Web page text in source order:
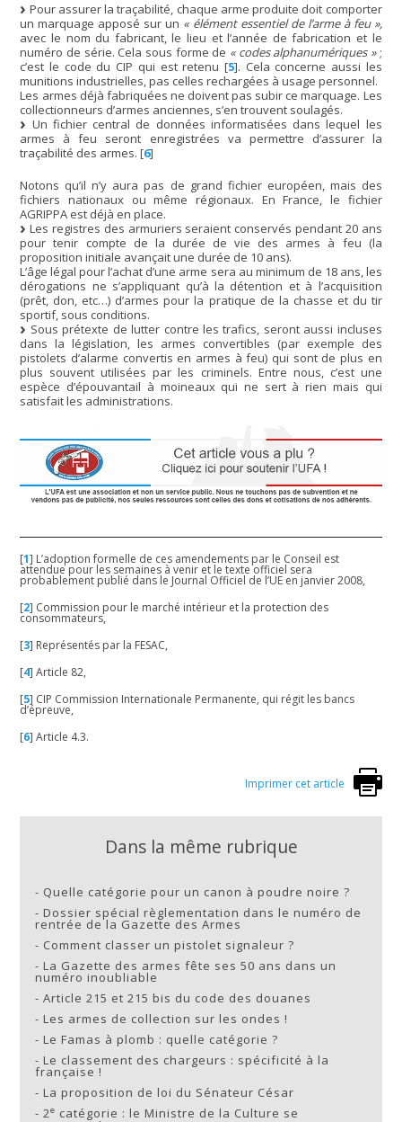
Pour assurer la traçabilité, chaque arme produite doit comporter
un marquage apposé sur un « élément essentiel de l’arme à feu »,
avec le nom du fabricant, le lieu et l’année de fabrication et le
numéro de série. Cela sous forme de « codes alphanumériques »;
c’est le code du CIP qui est retenu [5]. Cela concerne aussi les
munitions industrielles, pas celles rechargées à usage personnel.
Les armes déjà fabriquées ne doivent pas subir ce marquage. Les
collectionneurs d’armes anciennes, s’en trouvent soulagés.
Un fichier central de données informatisées dans lequel les
armes à feu seront enregistrées va permettre d’assurer la
traçabilité des armes. [6]
Notons qu’il n’y aura pas de grand fichier européen, mais des
fichiers nationaux ou même régionaux. En France, le fichier
AGRIPPA est déjà en place.
Les registres des armuriers seraient conservés pendant 20 ans
pour tenir compte de la durée de vie des armes à feu (la
proposition initiale avançait une durée de 10 ans).
L’âge légal pour l’achat d’une arme sera au minimum de 18 ans, les
dérogations ne s’appliquant qu’à la détention et à l’acquisition
(prêt, don, etc…) d’armes pour la pratique de la chasse et du tir
sportif, sous conditions.
Sous prétexte de lutter contre les trafics, seront aussi incluses
dans la législation, les armes convertibles (par exemple des
pistolets d’alarme convertis en armes à feu) qui sont de plus en
plus souvent utilisées par les criminels. Entre nous, c’est une
espèce d’épouvantail à moineaux qui ne sert à rien mais qui
satisfait les administrations.
[1] L’adoption formelle de ces amendements par le Conseil est
attendue pour les semaines à venir et le texte officiel sera
probablement publié dans le Journal Officiel de l’UE en janvier 2008,
[2] Commission pour le marché intérieur et la protection des
consommateurs,
[3] Représentés par la FESAC,
[4]Article 82,
[5] CIP Commission Internationale Permanente, qui régit les bancs
d’épreuve,
[6]Article 4.3.
Imprimer cet article
Dans la même rubrique
- Quelle catégorie pour un canon à poudre noire ?
-Dossier spécial règlementation dans le numéro de
rentrée de la Gazette des Armes
- Comment classer un pistolet signaleur ?
-La Gazette des armes fête ses 50 ans dans un
numéro inoubliable
-Article 215 et 215 bis du code des douanes
-Les armes de collection sur les ondes !
-Le Famas à plomb : quelle catégorie ?
-Le classement des chargeurs : spécificité à la
française !
-La proposition de loi du Sénateur César
-2e catégorie : le Ministre de la Culture se